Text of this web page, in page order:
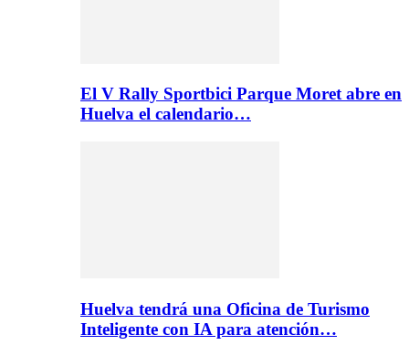
El V Rally Sportbici Parque Moret abre en
Huelva el calendario…
Huelva tendrá una Oficina de Turismo
Inteligente con IA para atención…